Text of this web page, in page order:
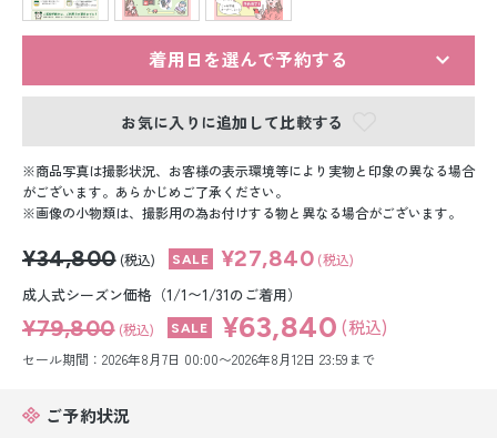
スーツレンタル
色打掛&紋付袴レンタル
白無垢&紋付袴レンタル
小物販売品
着用日を選んで予約する
お気に入りに追加して比較する
商品写真は撮影状況、お客様の表示環境等により実物と印象の異なる場合
がございます。あらかじめご了承ください。
画像の小物類は、撮影用の為お付けする物と異なる場合がございます。
¥34,800 (税込) ¥27,840 (税込)
成人式シーズン価格（1/1〜1/31のご着用）
¥79,800 (税込) ¥63,840 (税込)
セール期間：2026年8月7日 00:00〜2026年8月12日 23:59まで
ご予約状況